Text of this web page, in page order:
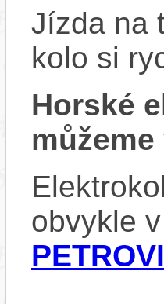
Jízda na
kolo si
Horské
obvykle v